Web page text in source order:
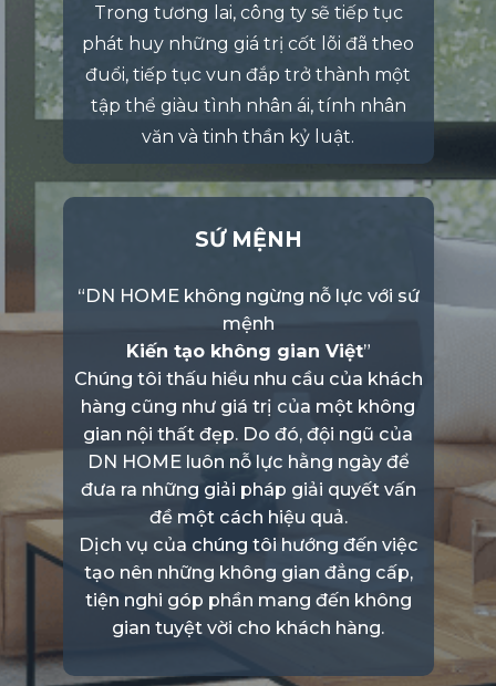
Trong tương lai, công ty sẽ tiếp tục
phát huy những giá trị cốt lõi đã theo
đuổi, tiếp tục vun đắp trở thành một
tập thể giàu tình nhân ái, tính nhân
văn và tinh thần kỷ luật.
SỨ MỆNH
“DN HOME không ngừng nỗ lực với sứ
mệnh
Kiến tạo không gian Việt”
Chúng tôi thấu hiểu nhu cầu của khách
hàng cũng như giá trị của một không
gian nội thất đẹp. Do đó, đội ngũ của
DN HOME luôn nỗ lực hằng ngày để
đưa ra những giải pháp giải quyết vấn
đề một cách hiệu quả.
Dịch vụ của chúng tôi hướng đến việc
tạo nên những không gian đẳng cấp,
tiện nghi góp phần mang đến không
gian tuyệt vời cho khách hàng.